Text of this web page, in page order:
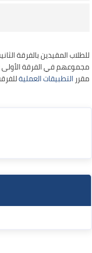
مقرر التطبيقات العملية